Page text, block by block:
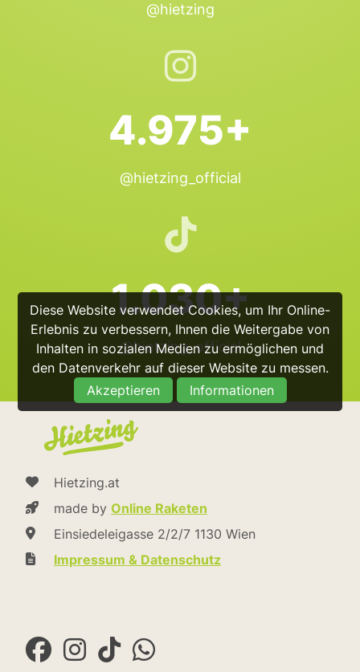
Diese Website verwendet Cookies, um Ihr Online-
Erlebnis zu verbessern, Ihnen die Weitergabe von
Inhalten in sozialen Medien zu ermöglichen und
den Datenverkehr auf dieser Website zu messen.
Akzeptieren
Informationen
@hietzing
4.975+
@hietzing_official
1.030+
@hietzing_official
Hietzing.at
made by Online Raketen
Einsiedeleigasse 2/2/7 1130 Wien
Impressum & Datenschutz